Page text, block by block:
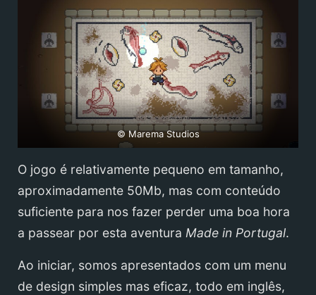
© Marema Studios
O jogo é relativamente pequeno em tamanho,
aproximadamente 50Mb, mas com conteúdo
suficiente para nos fazer perder uma boa hora
a passear por esta aventura Made in Portugal.
Ao iniciar, somos apresentados com um menu
de design simples mas eficaz, todo em inglês,